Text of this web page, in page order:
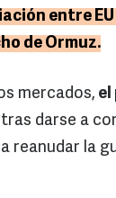
entre
de Ormuz.
mercados, el
tras darse a
reanudar la